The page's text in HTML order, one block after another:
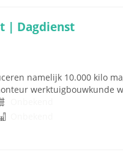
| Dagdienst
namelijk 10.000 kilo
werktuigbouwkunde